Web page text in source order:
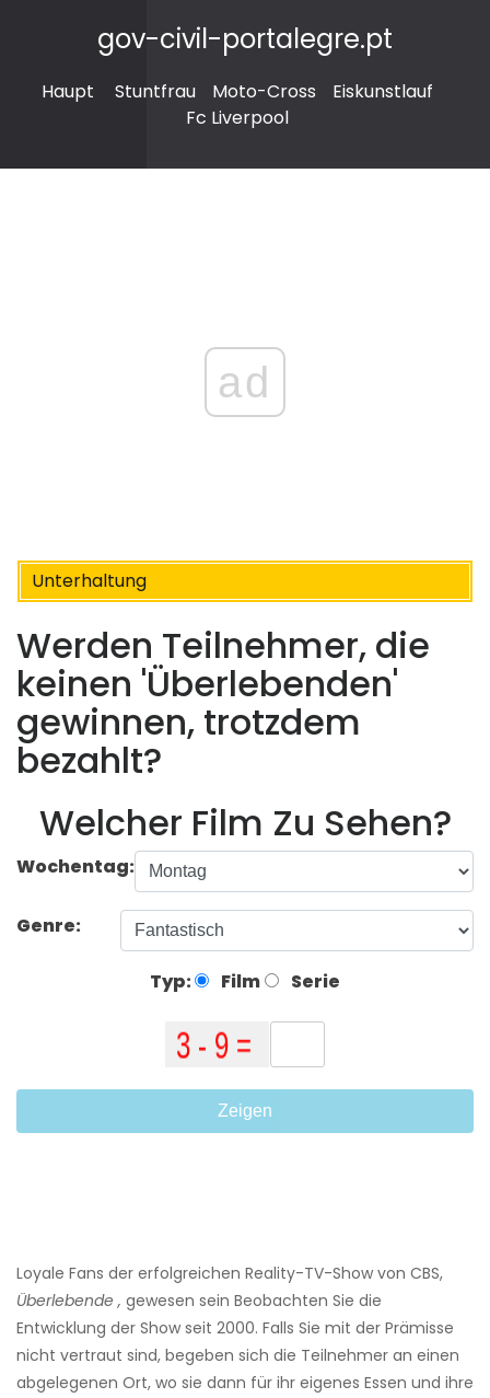
gov-civil-portalegre.pt
Haupt Stuntfrau Moto-Cross
Eiskunstlauf
Fc Liverpool
ad
Unterhaltung
Werden Teilnehmer, die
keinen 'Überlebenden'
gewinnen, trotzdem
bezahlt?
Welcher Film Zu Sehen?
Wochentag:
Genre:
Typ: Film Serie
Zeigen
Loyale Fans der erfolgreichen Reality-TV-Show von CBS,
Überlebende , gewesen sein Beobachten Sie die
Entwicklung der Show seit 2000. Falls Sie mit der Prämisse
nicht vertraut sind, begeben sich die Teilnehmer an einen
abgelegenen Ort, wo sie dann für ihr eigenes Essen und ihre